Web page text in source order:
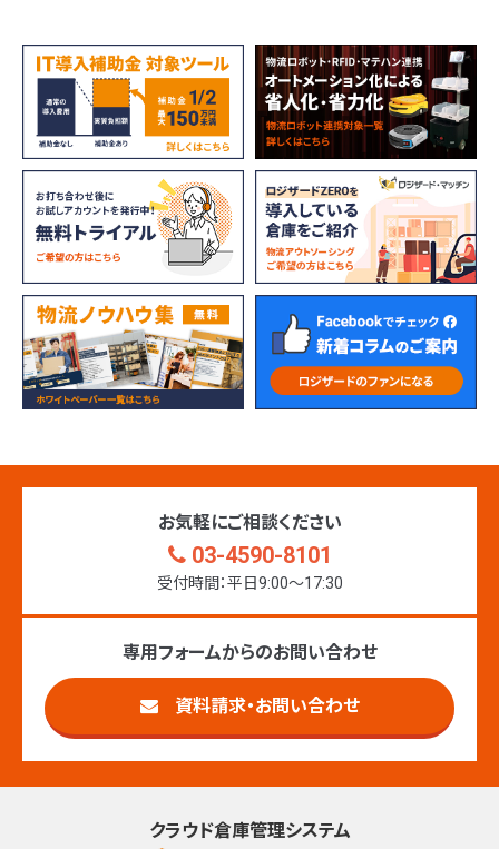
お気軽にご相談ください
03-4590-8101
受付時間：平日9:00〜17:30
専用フォームからのお問い合わせ
資料請求・お問い合わせ
クラウド倉庫管理システム